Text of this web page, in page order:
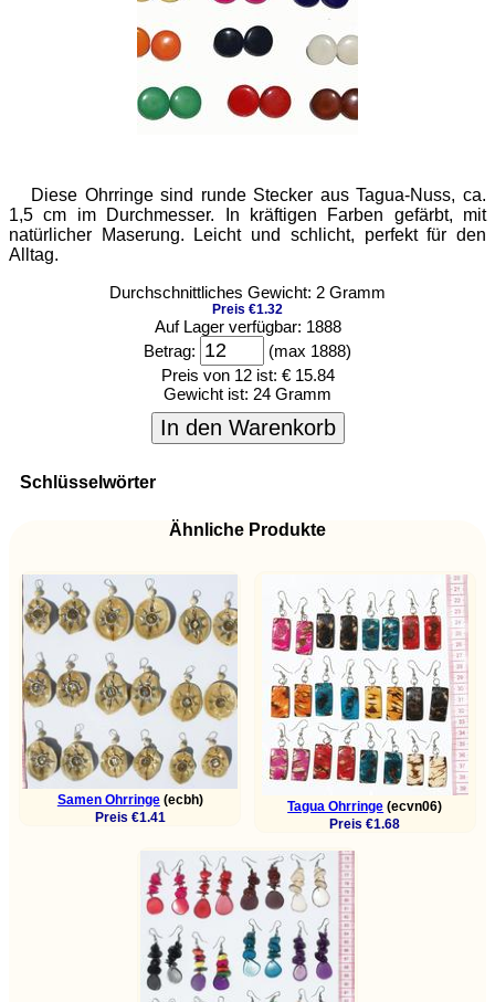
Diese Ohrringe sind runde Stecker aus Tagua-Nuss, ca.
1,5 cm im Durchmesser. In kräftigen Farben gefärbt, mit
natürlicher Maserung. Leicht und schlicht, perfekt für den
Alltag.
Durchschnittliches Gewicht: 2 Gramm
Preis €1.32
Auf Lager verfügbar: 1888
Betrag:
(max 1888)
Preis von 12 ist: € 15.84
Gewicht ist: 24 Gramm
In den Warenkorb
Schlüsselwörter
Ähnliche Produkte
Samen Ohrringe(ecbh)
Preis €1.41
Tagua Ohrringe (ecvn06)
Preis €1.68